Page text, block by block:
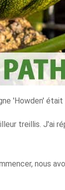
'Howden'
treillis. J'ai
nous